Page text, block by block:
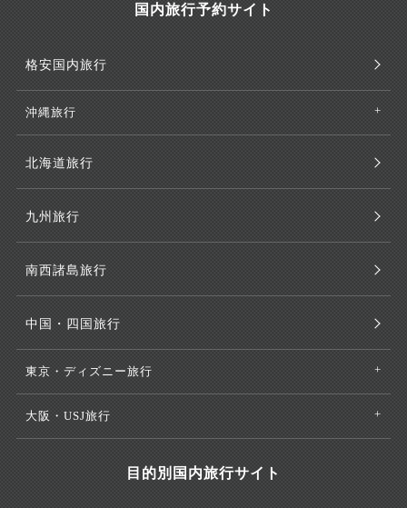
国内旅行予約サイト
格安国内旅行
沖縄旅行
北海道旅行
九州旅行
南西諸島旅行
中国・四国旅行
東京・ディズニー旅行
大阪・USJ旅行
目的別国内旅行サイト